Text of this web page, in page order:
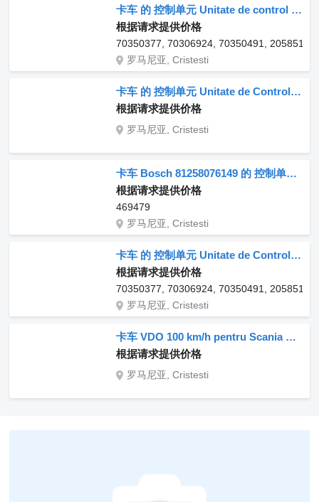
卡车 的 控制单元 Unitate de control 70350377
根据请求提供价格
70350377, 70306924, 70350491,
罗马尼亚, Cristesti
卡车 的 控制单元 Unitate de Control Limitator de Viteză VDO 412.413.006.002 12/24
根据请求提供价格
罗马尼亚, Cristesti
卡车 Bosch 81258076149 的 控制单元 Unitate de Control ABS Scania 0265109153 469479
根据请求提供价格
469479
罗马尼亚, Cristesti
卡车 的 控制单元 Unitate de Control IO pentru 70350377
根据请求提供价格
70350377, 70306924, 70350491,
罗马尼亚, Cristesti
卡车 VDO 100 km/h pentru Scania 的 控制单元 Unitate de Control Limitator de Viteză
根据请求提供价格
罗马尼亚, Cristesti